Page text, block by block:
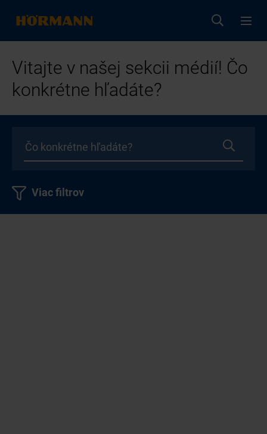
Vitajte v našej sekcii médií! Čo
konkrétne hľadáte?
Viac filtrov